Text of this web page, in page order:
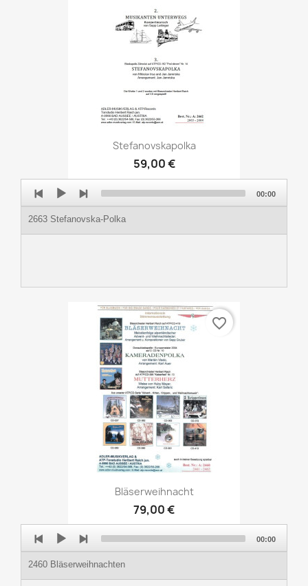
Stefanovskapolka
59,00 €
Audio
Player
2663 Stefanovska-Polka
00:00
Bläserweihnacht
79,00 €
favorite_border
Player
2460 Bläserweihnachten
00:00